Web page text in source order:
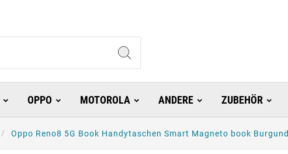
OPPO MOTOROLA ANDERE ZUBEHÖR
Oppo Reno8 5G Book Handytaschen Smart Magneto book Burgund